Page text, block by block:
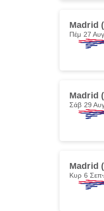
Madrid
Πέμ 27
Madrid
Σάβ 29
Madrid
Κυρ 6 Σεπ